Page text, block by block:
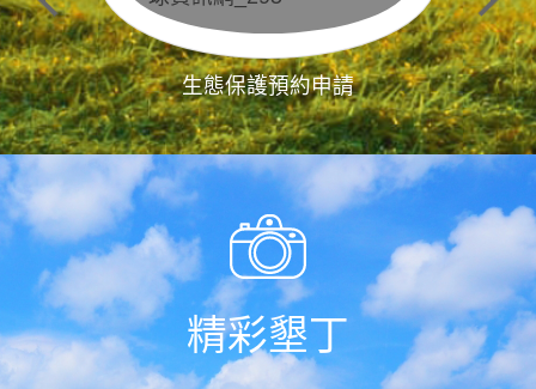
生態保護預約申請
精彩墾丁